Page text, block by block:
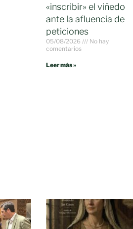
«inscribir» el viñedo
ante la afluencia de
peticiones
05/08/2026
No hay
comentarios
Leer más »